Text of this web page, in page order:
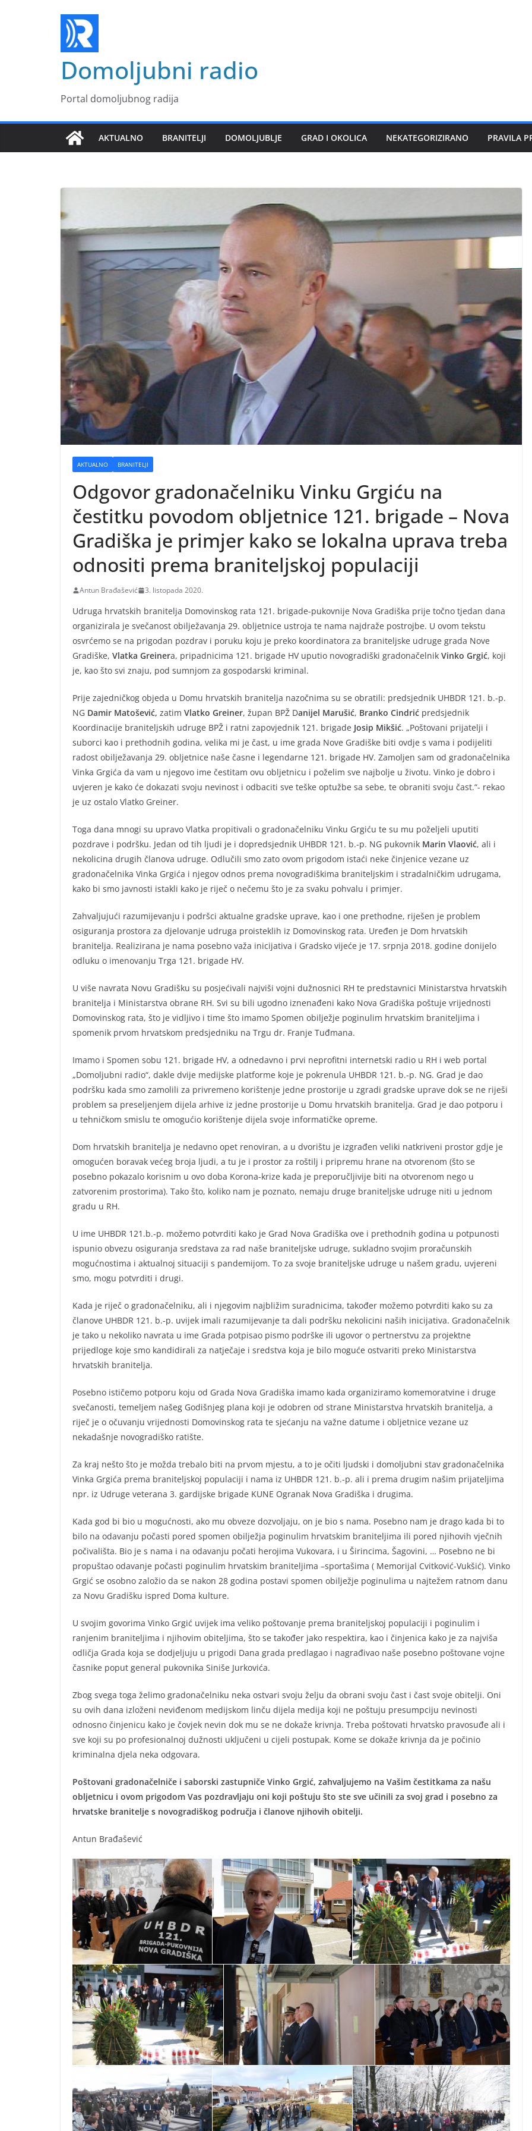
Domoljubni radio
Portal domoljubnog radija
AKTUALNO BRANITELJI DOMOLJUBLJE GRAD I OKOLICA NEKATEGORIZIRANO PRAVILA
AKTUALNO BRANITELJI
Odgovor gradonačelniku Vinku Grgiću na
čestitku povodom obljetnice 121. brigade – Nova
Gradiška je primjer kako se lokalna uprava treba
odnositi prema braniteljskoj populaciji
Antun Brađašević 3. listopada 2020.
Udruga hrvatskih branitelja Domovinskog rata 121. brigade-pukovnije Nova Gradiška prije točno tjedan dana
organizirala je svečanost obilježavanja 29. obljetnice ustroja te nama najdraže postrojbe. U ovom tekstu
osvrćemo se na prigodan pozdrav i poruku koju je preko koordinatora za braniteljske udruge grada Nove
Gradiške, Vlatka Greinera, pripadnicima 121. brigade HV uputio novogradiški gradonačelnik Vinko Grgić, koji
je, kao što svi znaju, pod sumnjom za gospodarski kriminal.
Prije zajedničkog objeda u Domu hrvatskih branitelja nazočnima su se obratili: predsjednik UHBDR 121. b.-p.
NG Damir Matošević, zatim Vlatko Greiner, župan BPŽ Danijel Marušić, Branko Cindrić predsjednik
Koordinacije braniteljskih udruge BPŽ i ratni zapovjednik 121. brigade Josip Mikšić. „Poštovani prijatelji i
suborci kao i prethodnih godina, velika mi je čast, u ime grada Nove Gradiške biti ovdje s vama i podijeliti
radost obilježavanja 29. obljetnice naše časne i legendarne 121. brigade HV. Zamoljen sam od gradonačelnika
Vinka Grgića da vam u njegovo ime čestitam ovu obljetnicu i poželim sve najbolje u životu. Vinko je dobro i
uvjeren je kako će dokazati svoju nevinost i odbaciti sve teške optužbe sa sebe, te obraniti svoju čast.“- rekao
je uz ostalo Vlatko Greiner.
Toga dana mnogi su upravo Vlatka propitivali o gradonačelniku Vinku Grgiću te su mu poželjeli uputiti
pozdrave i podršku. Jedan od tih ljudi je i dopredsjednik UHBDR 121. b.-p. NG pukovnik Marin Vlaović, ali i
nekolicina drugih članova udruge. Odlučili smo zato ovom prigodom istaći neke činjenice vezane uz
gradonačelnika Vinka Grgića i njegov odnos prema novogradiškima braniteljskim i stradalničkim udrugama,
kako bi smo javnosti istakli kako je riječ o nečemu što je za svaku pohvalu i primjer.
Zahvaljujući razumijevanju i podršci aktualne gradske uprave, kao i one prethodne, riješen je problem
osiguranja prostora za djelovanje udruga proisteklih iz Domovinskog rata. Uređen je Dom hrvatskih
branitelja. Realizirana je nama posebno važa inicijativa i Gradsko vijeće je 17. srpnja 2018. godine donijelo
odluku o imenovanju Trga 121. brigade HV.
U više navrata Novu Gradišku su posjećivali najviši vojni dužnosnici RH te predstavnici Ministarstva hrvatskih
branitelja i Ministarstva obrane RH. Svi su bili ugodno iznenađeni kako Nova Gradiška poštuje vrijednosti
Domovinskog rata, što je vidljivo i time što imamo Spomen obilježje poginulim hrvatskim braniteljima i
spomenik prvom hrvatskom predsjedniku na Trgu dr. Franje Tuđmana.
Imamo i Spomen sobu 121. brigade HV, a odnedavno i prvi neprofitni internetski radio u RH i web portal
„Domoljubni radio“, dakle dvije medijske platforme koje je pokrenula UHBDR 121. b.-p. NG. Grad je dao
podršku kada smo zamolili za privremeno korištenje jedne prostorije u zgradi gradske uprave dok se ne riješi
problem sa preseljenjem dijela arhive iz jedne prostorije u Domu hrvatskih branitelja. Grad je dao potporu i
u tehničkom smislu te omogućio korištenje dijela svoje informatičke opreme.
Dom hrvatskih branitelja je nedavno opet renoviran, a u dvorištu je izgrađen veliki natkriveni prostor gdje je
omogućen boravak većeg broja ljudi, a tu je i prostor za roštilj i pripremu hrane na otvorenom (što se
posebno pokazalo korisnim u ovo doba Korona-krize kada je preporučljivije biti na otvorenom nego u
zatvorenim prostorima). Tako što, koliko nam je poznato, nemaju druge braniteljske udruge niti u jednom
gradu u RH.
U ime UHBDR 121.b.-p. možemo potvrditi kako je Grad Nova Gradiška ove i prethodnih godina u potpunosti
ispunio obvezu osiguranja sredstava za rad naše braniteljske udruge, sukladno svojim proračunskih
mogućnostima i aktualnoj situaciji s pandemijom. To za svoje braniteljske udruge u našem gradu, uvjereni
smo, mogu potvrditi i drugi.
Kada je riječ o gradonačelniku, ali i njegovim najbližim suradnicima, također možemo potvrditi kako su za
članove UHBDR 121. b.-p. uvijek imali razumijevanje ta dali podršku nekolicini naših inicijativa. Gradonačelnik
je tako u nekoliko navrata u ime Grada potpisao pismo podrške ili ugovor o pertnerstvu za projektne
prijedloge koje smo kandidirali za natječaje i sredstva koja je bilo moguće ostvariti preko Ministarstva
hrvatskih branitelja.
Posebno ističemo potporu koju od Grada Nova Gradiška imamo kada organiziramo komemoratvine i druge
svečanosti, temeljem našeg Godišnjeg plana koji je odobren od strane Ministarstva hrvatskih branitelja, a
riječ je o očuvanju vrijednosti Domovinskog rata te sjećanju na važne datume i obljetnice vezane uz
nekadašnje novogradiško ratište.
Za kraj nešto što je možda trebalo biti na prvom mjestu, a to je očiti ljudski i domoljubni stav gradonačelnika
Vinka Grgića prema braniteljskoj populaciji i nama iz UHBDR 121. b.-p. ali i prema drugim našim prijateljima
npr. iz Udruge veterana 3. gardijske brigade KUNE Ogranak Nova Gradiška i drugima.
Kada god bi bio u mogućnosti, ako mu obveze dozvoljaju, on je bio s nama. Posebno nam je drago kada bi to
bilo na odavanju počasti pored spomen obilježja poginulim hrvatskim braniteljima ili pored njihovih vječnih
počivališta. Bio je s nama i na odavanju počati herojima Vukovara, i u Širincima, Šagovini, … Posebno ne bi
propuštao odavanje počasti poginulim hrvatskim braniteljima –sportašima ( Memorijal Cvitković-Vukšić). Vinko
Grgić se osobno založio da se nakon 28 godina postavi spomen obilježje poginulima u najtežem ratnom danu
za Novu Gradišku ispred Doma kulture.
U svojim govorima Vinko Grgić uvijek ima veliko poštovanje prema braniteljskoj populaciji i poginulim i
ranjenim braniteljima i njihovim obiteljima, što se također jako respektira, kao i činjenica kako je za najviša
odličja Grada koja se dodjeljuju u prigodi Dana grada predlagao i nagrađivao naše posebno poštovane vojne
časnike poput general pukovnika Siniše Jurkovića.
Zbog svega toga želimo gradonačelniku neka ostvari svoju želju da obrani svoju čast i čast svoje obitelji. Oni
su ovih dana izloženi neviđenom medijskom linču dijela medija koji ne poštuju presumpciju nevinosti
odnosno činjenicu kako je čovjek nevin dok mu se ne dokaže krivnja. Treba poštovati hrvatsko pravosuđe ali i
sve koji su po profesionalnoj dužnosti uključeni u cijeli postupak. Kome se dokaže krivnja da je počinio
kriminalna djela neka odgovara.
Poštovani gradonačelniče i saborski zastupniče Vinko Grgić, zahvaljujemo na Vašim čestitkama za našu
obljetnicu i ovom prigodom Vas pozdravljaju oni koji poštuju što ste sve učinili za svoj grad i posebno za
hrvatske branitelje s novogradiškog područja i članove njihovih obitelji.
Antun Brađašević